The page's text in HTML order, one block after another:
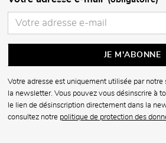
Votre adresse est uniquement utilisée par
la newsletter. Vous pouvez vous désinscrire à
le lien de désinscription directement dans la
consultez notre politique de protection des